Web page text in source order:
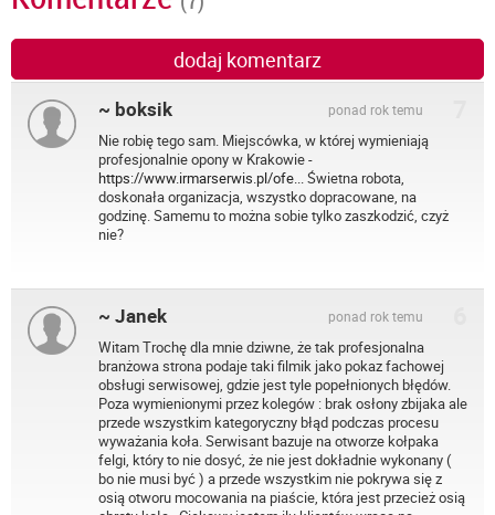
dodaj komentarz
~ boksik ponad rok temu
Nie robię tego sam. Miejscówka, w której wymieniają
profesjonalnie opony w Krakowie -
https://www.irmarserwis.pl/ofe...Świetna robota,
doskonała organizacja, wszystko dopracowane, na
godzinę. Samemu to można sobie tylko zaszkodzić, czyż
nie?
~ Janek ponad rok temu
Witam Trochę dla mnie dziwne, że tak profesjonalna
branżowa strona podaje taki filmik jako pokaz fachowej
obsługi serwisowej, gdzie jest tyle popełnionych błędów.
Poza wymienionymi przez kolegów : brak osłony zbijaka ale
przede wszystkim kategoryczny błąd podczas procesu
wyważania koła. Serwisant bazuje na otworze kołpaka
felgi, który to nie dosyć, że nie jest dokładnie wykonany (
bo nie musi być ) a przede wszystkim nie pokrywa się z
osią otworu mocowania na piaście, która jest przecież osią